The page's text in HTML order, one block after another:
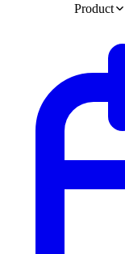
Product